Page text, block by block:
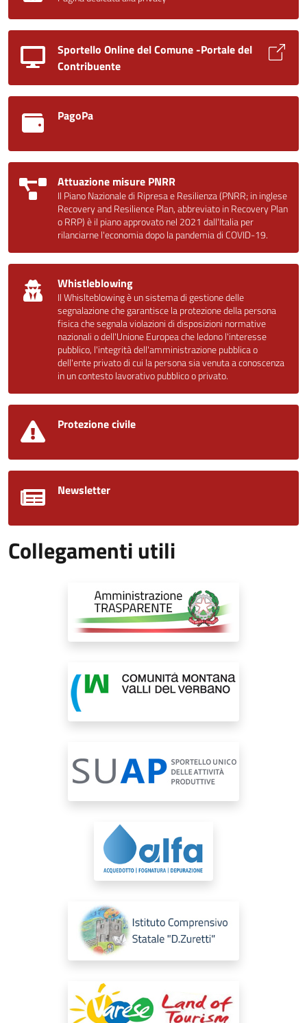
Sportello Online del Comune -Portale del
Contribuente
PagoPa
Attuazione misure PNRR
Il Piano Nazionale di Ripresa e Resilienza (PNRR; in inglese
Recovery and Resilience Plan, abbreviato in Recovery Plan
o RRP) è il piano approvato nel 2021 dall'Italia per
rilanciarne l'economia dopo la pandemia di COVID-19.
Whistleblowing
Il Whislteblowing è un sistema di gestione delle
segnalazione che garantisce la protezione della persona
fisica che segnala violazioni di disposizioni normative
nazionali o dell'Unione Europea che ledono l'interesse
pubblico, l'integrità dell'amministrazione pubblica o
dell'ente privato di cui la persona sia venuta a conoscenza
in un contesto lavorativo pubblico o privato.
Protezione civile
Newsletter
Collegamenti utili